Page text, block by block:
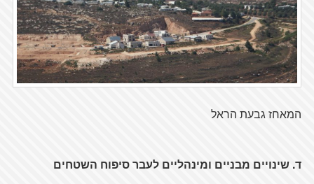
המאחז גבעת הראל
ד. שינויים מבניים ומינהליים לעבר סיפוח השטחים